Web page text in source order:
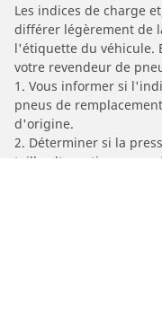
Les indices de charge
différer légèrement de
l'étiquette du véhicule.
votre revendeur de
1. Vous informer si
pneus de
d'origine.
2. Déterminer si la
taille alternative